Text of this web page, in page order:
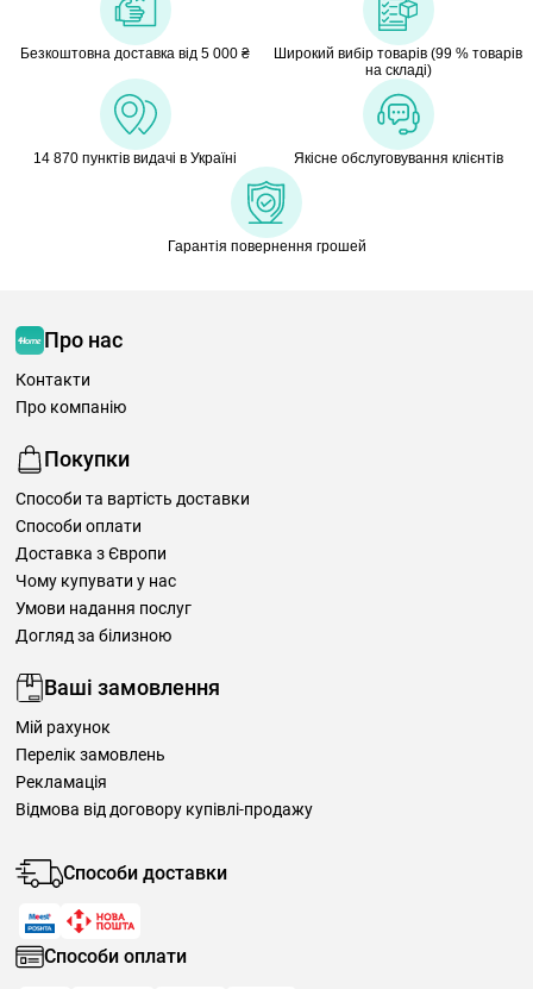
Безкоштовна доставка від 5 000 ₴
Широкий вибір товарів (99 % товарів
на складі)
14 870 пунктів видачі в Україні Якісне обслуговування клієнтів
Гарантія повернення грошей
Про нас
Контакти
Про компанію
Покупки
Способи та вартість доставки
Способи оплати
Доставка з Європи
Чому купувати у нас
Умови надання послуг
Догляд за білизною
Ваші замовлення
Мій рахунок
Перелік замовлень
Рекламація
Відмова від договору купівлі-продажу
Способи доставки
Способи оплати